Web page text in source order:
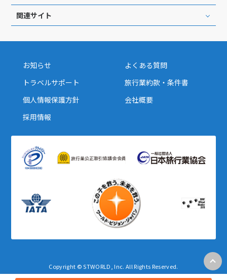
関連サイト
お知らせ
よくある質問
トラベルサポート
旅行業約款・条件書
個人情報保護方針
会社概要
採用情報
Copyright © STWORLD, Inc. All Rights Reserved.